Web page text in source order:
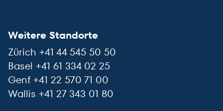
Weitere Standorte
Zürich +41 44 545 50 50
Basel +41 61 334 02 25
Genf +41 22 570 71 00
Wallis +41 27 343 01 80